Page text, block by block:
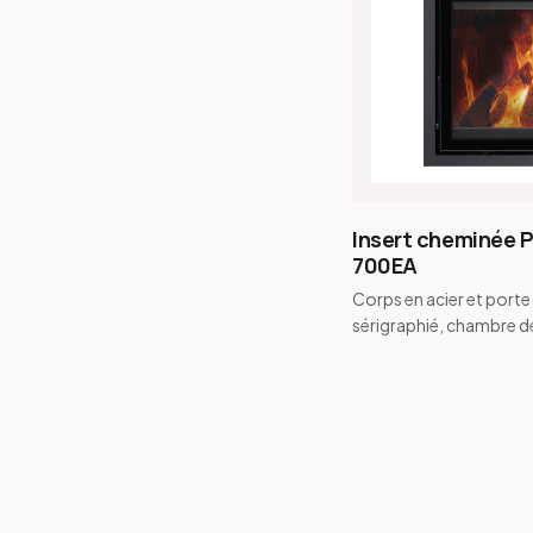
Insert cheminée
700EA
Corps en acier et porte
sérigraphié, chambre